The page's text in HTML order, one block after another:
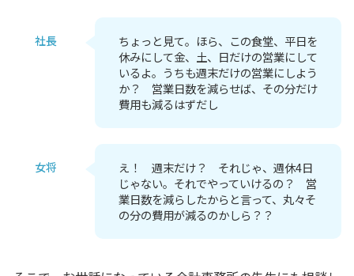
社長
ちょっと見て。ほら、この食堂、平日を
休みにして金、土、日だけの営業にして
いるよ。うちも週末だけの営業にしよう
か？ 営業日数を減らせば、その分だけ
費用も減るはずだし
女将
え！ 週末だけ？ それじゃ、週休4日
じゃない。それでやっていけるの？ 営
業日数を減らしたからと言って、丸々そ
の分の費用が減るのかしら？？